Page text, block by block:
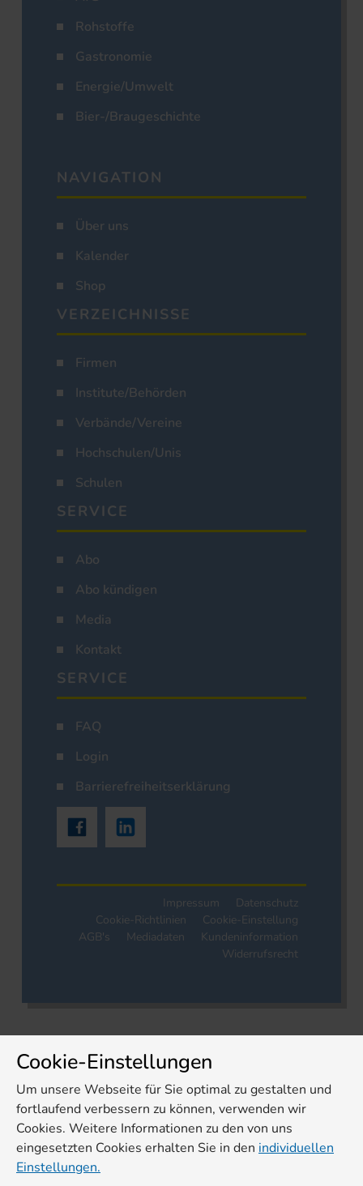
Rohstoffe
Gastronomie
Energie/Umwelt
Bier-/Braugeschichte
NAVIGATION
Über uns
Kalender
Shop
VERZEICHNISSE
Firmen
Institute/Behörden
Verbände/Vereine
Hochschulen/Unis
Schulen
SERVICE
Abo
Abo kündigen
Media
Kontakt
SERVICE
FAQ
Login
Barrierefreiheitserklärung
Impressum
Datenschutz
Cookie-Richtlinien
Cookie-Einstellung
AGB's
Mediadaten
Kundeninformation
Widerrufsrecht
Cookie-Einstellungen
Um unsere Webseite für Sie optimal zu gestalten und
fortlaufend verbessern zu können, verwenden wir
Cookies. Weitere Informationen zu den von uns
eingesetzten Cookies erhalten Sie in den individuellen
Einstellungen.